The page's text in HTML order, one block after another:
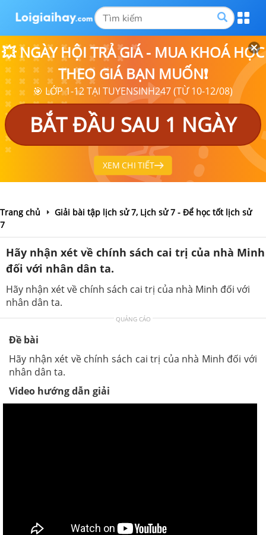
💥 NGÀY HỘI TRẢ GIÁ - MUA KHOÁ HỌC
THEO GIÁ BẠN MUỐN❗
🎯 LỚP 1-12 TẠI TUYENSINH247 (TỪ 10-12/08)
BẮT ĐẦU SAU 1 NGÀY
XEM CHI TIẾT
Trang chủ
Giải bài tập lịch sử 7, Lịch sử 7 - Để học tốt lịch sử
7
Hãy nhận xét về chính sách cai trị của nhà Minh
đối với nhân dân ta.
Hãy nhận xét về chính sách cai trị của nhà Minh đối với
nhân dân ta.
QUẢNG CÁO
Đề bài
Hãy nhận xét về chính sách cai trị của nhà Minh đối với
nhân dân ta.
Video hướng dẫn giải